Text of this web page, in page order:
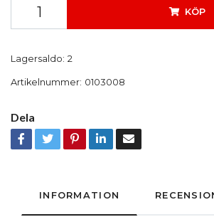
KÖP
Lagersaldo: 2
Artikelnummer: 0103008
Dela
INFORMATION